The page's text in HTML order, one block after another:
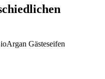
Gästeseifen